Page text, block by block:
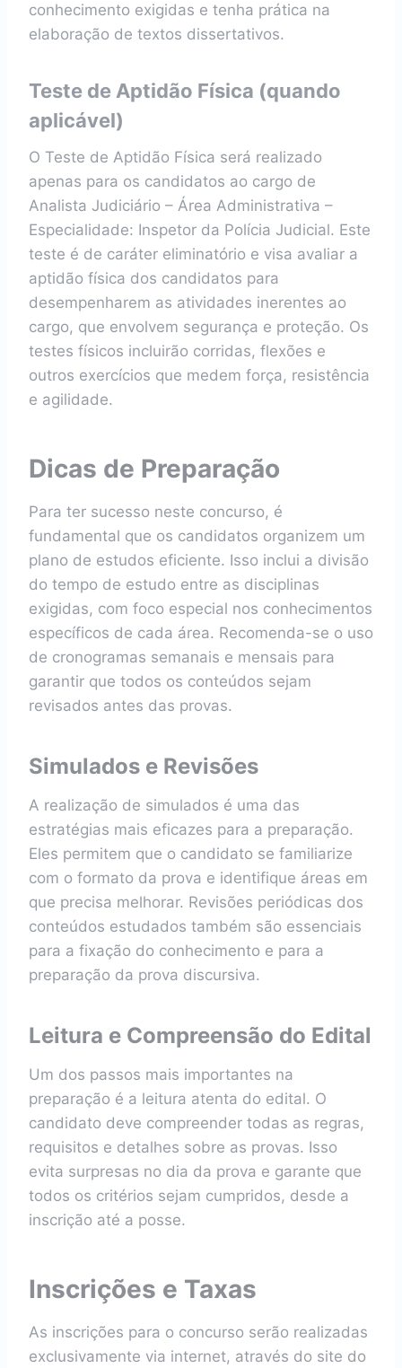
conhecimento exigidas e tenha prática na
elaboração de textos dissertativos.
Teste de Aptidão Física (quando
aplicável)
O Teste de Aptidão Física será realizado
apenas para os candidatos ao cargo de
Analista Judiciário – Área Administrativa –
Especialidade: Inspetor da Polícia Judicial. Este
teste é de caráter eliminatório e visa avaliar a
aptidão física dos candidatos para
desempenharem as atividades inerentes ao
cargo, que envolvem segurança e proteção. Os
testes físicos incluirão corridas, flexões e
outros exercícios que medem força, resistência
e agilidade.
Dicas de Preparação
Para ter sucesso neste concurso, é
fundamental que os candidatos organizem um
plano de estudos eficiente. Isso inclui a divisão
do tempo de estudo entre as disciplinas
exigidas, com foco especial nos conhecimentos
específicos de cada área. Recomenda-se o uso
de cronogramas semanais e mensais para
garantir que todos os conteúdos sejam
revisados antes das provas.
Simulados e Revisões
A realização de simulados é uma das
estratégias mais eficazes para a preparação.
Eles permitem que o candidato se familiarize
com o formato da prova e identifique áreas em
que precisa melhorar. Revisões periódicas dos
conteúdos estudados também são essenciais
para a fixação do conhecimento e para a
preparação da prova discursiva.
Leitura e Compreensão do Edital
Um dos passos mais importantes na
preparação é a leitura atenta do edital. O
candidato deve compreender todas as regras,
requisitos e detalhes sobre as provas. Isso
evita surpresas no dia da prova e garante que
todos os critérios sejam cumpridos, desde a
inscrição até a posse.
Inscrições e Taxas
As inscrições para o concurso serão realizadas
exclusivamente via internet, através do site do